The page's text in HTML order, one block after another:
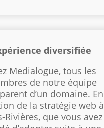
diversifiée
Medialogue, tous les
de notre équipe
d’un domaine. En
de la stratégie web à
Rivières, que vous avez